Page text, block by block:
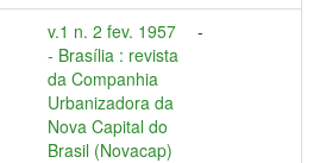
v.1 n. 2 fev. 1957
- Brasília : revista
da Companhia
Urbanizadora da
Nova Capital do
Brasil (Novacap)
-